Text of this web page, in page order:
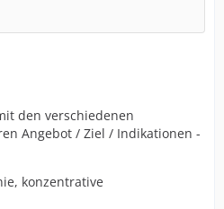
den verschiedenen
Angebot / Ziel / Indikationen -
konzentrative